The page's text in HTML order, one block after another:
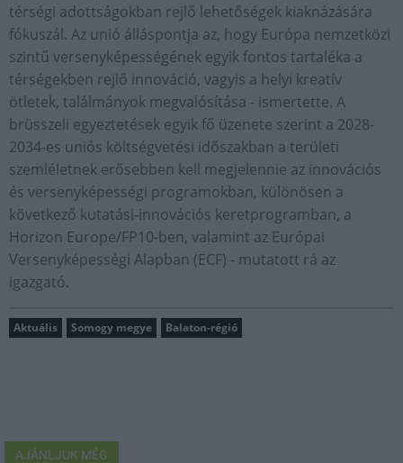
térségi adottságokban rejlő lehetőségek kiaknázására
fókuszál. Az unió álláspontja az, hogy Európa nemzetközi
szintű versenyképességének egyik fontos tartaléka a
térségekben rejlő innováció, vagyis a helyi kreatív
ötletek, találmányok megvalósítása - ismertette. A
brüsszeli egyeztetések egyik fő üzenete szerint a 2028-
2034-es uniós költségvetési időszakban a területi
szemléletnek erősebben kell megjelennie az innovációs
és versenyképességi programokban, különösen a
következő kutatási-innovációs keretprogramban, a
Horizon Europe/FP10-ben, valamint az Európai
Versenyképességi Alapban (ECF) - mutatott rá az
igazgató.
Aktuális Somogy megye Balaton-régió
AJÁNLJUK MÉG